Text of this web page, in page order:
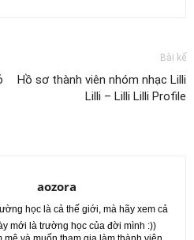
Bài kế
Hồ sơ thành viên nhóm nhạc Lilli
Lilli – Lilli Lilli Profile
aozora
học là cả thế giới, mà hãy xem cả
mới là trường học của đời mình :))